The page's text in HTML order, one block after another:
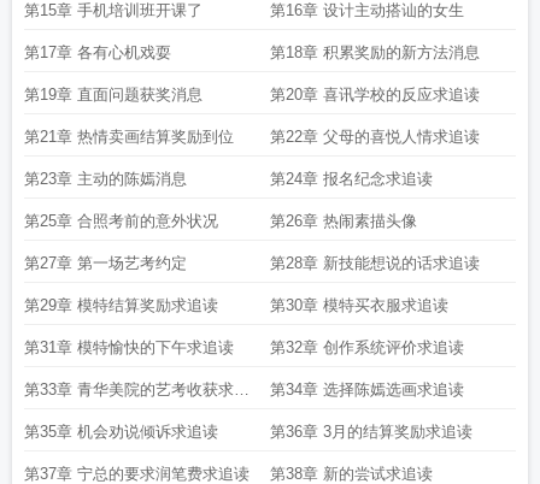
第15章 手机培训班开课了 第16章 设计主动搭讪的女生
第17章 各有心机戏耍 第18章 积累奖励的新方法消息
第19章 直面问题获奖消息 第20章 喜讯学校的反应求追读
第21章 热情卖画结算奖励到位 第22章 父母的喜悦人情求追读
第23章 主动的陈嫣消息 第24章 报名纪念求追读
第25章 合照考前的意外状况 第26章 热闹素描头像
第27章 第一场艺考约定 第28章 新技能想说的话求追读
第29章 模特结算奖励求追读 第30章 模特买衣服求追读
第31章 模特愉快的下午求追读 第32章 创作系统评价求追读
第33章 青华美院的艺考收获求追
读
第34章 选择陈嫣选画求追读
第35章 机会劝说倾诉求追读 第36章 3月的结算奖励求追读
第37章 宁总的要求润笔费求追读 第38章 新的尝试求追读